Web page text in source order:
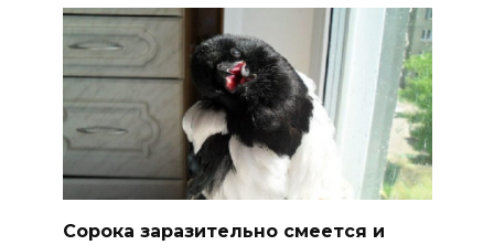
Сорока заразительно смеется и